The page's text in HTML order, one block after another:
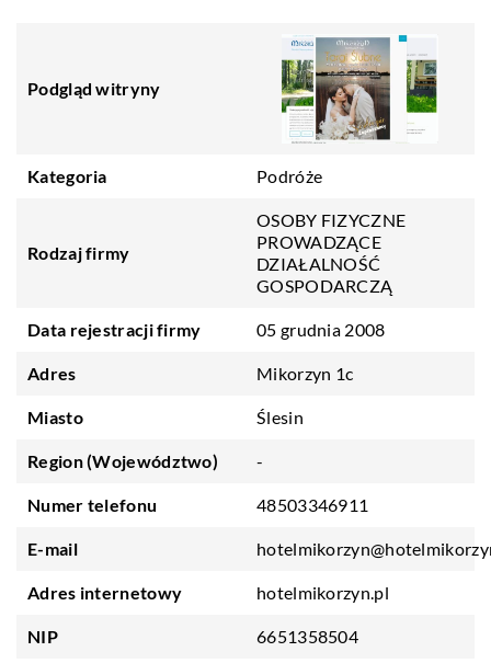
Podgląd witryny
Kategoria Podróże
Rodzaj firmy
OSOBY FIZYCZNE
PROWADZĄCE
DZIAŁALNOŚĆ
GOSPODARCZĄ
Data rejestracji firmy 05 grudnia 2008
Adres Mikorzyn 1c
Miasto Ślesin
Region (Województwo) -
Numer telefonu 48503346911
E-mail
Adres internetowy hotelmikorzyn.pl
NIP 6651358504